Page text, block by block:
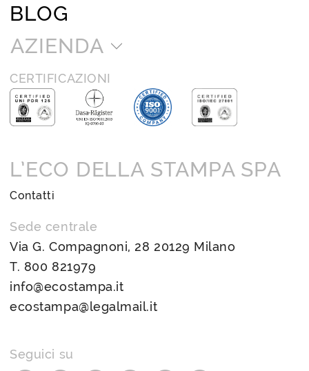
BLOG
AZIENDA
CERTIFICAZIONI
L’ECO DELLA STAMPA SPA
Contatti
Sede centrale
Via G. Compagnoni, 28 20129 Milano
T. 800 821979
info@ecostampa.it
ecostampa@legalmail.it
Seguici su